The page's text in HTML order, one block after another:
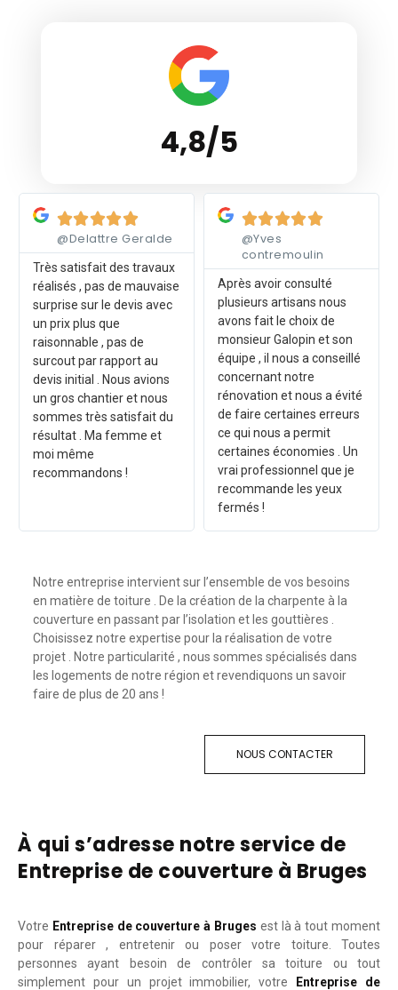
4,8/5

@Delattre Geralde
Très satisfait des travaux
réalisés , pas de mauvaise
surprise sur le devis avec
un prix plus que
raisonnable , pas de
surcout par rapport au
devis initial . Nous avions
un gros chantier et nous
sommes très satisfait du
résultat . Ma femme et
moi même
recommandons !

@Yves
contremoulin
Après avoir consulté
plusieurs artisans nous
avons fait le choix de
monsieur Galopin et son
équipe , il nous a conseillé
concernant notre
rénovation et nous a évité
de faire certaines erreurs
ce qui nous a permit
certaines économies . Un
vrai professionnel que je
recommande les yeux
fermés !
Notre entreprise intervient sur l’ensemble de vos besoins
en matière de toiture . De la création de la charpente à la
couverture en passant par l’isolation et les gouttières .
Choisissez notre expertise pour la réalisation de votre
projet . Notre particularité , nous sommes spécialisés dans
les logements de notre région et revendiquons un savoir
faire de plus de 20 ans !
NOUS CONTACTER
À qui s’adresse notre service de
Entreprise de couverture à Bruges
Votre Entreprise de couverture à Bruges est là à tout moment
pour réparer , entretenir ou poser votre toiture. Toutes
personnes ayant besoin de contrôler sa toiture ou tout
simplement pour un projet immobilier, votre Entreprise de